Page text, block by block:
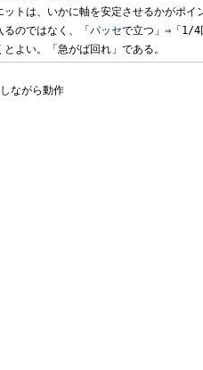
ットは、いかに軸を安定させるかがポ
るのではなく、「 パッセで立つ」⇒「1/4
とよい。「急がば回れ」である。
ながら動作